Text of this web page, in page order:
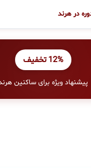
در هرند
12% تخفیف
پیشنهاد ویژه برای ساکنین